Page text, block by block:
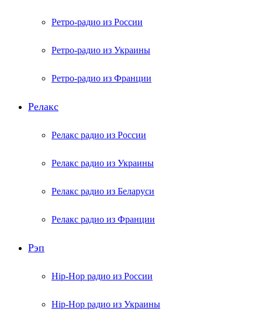
Ретро-радио из России
Ретро-радио из Украины
Ретро-радио из Франции
Релакс
Релакс радио из России
Релакс радио из Украины
Релакс радио из Беларуси
Релакс радио из Франции
Рэп
Hip-Hop радио из России
Hip-Hop радио из Украины